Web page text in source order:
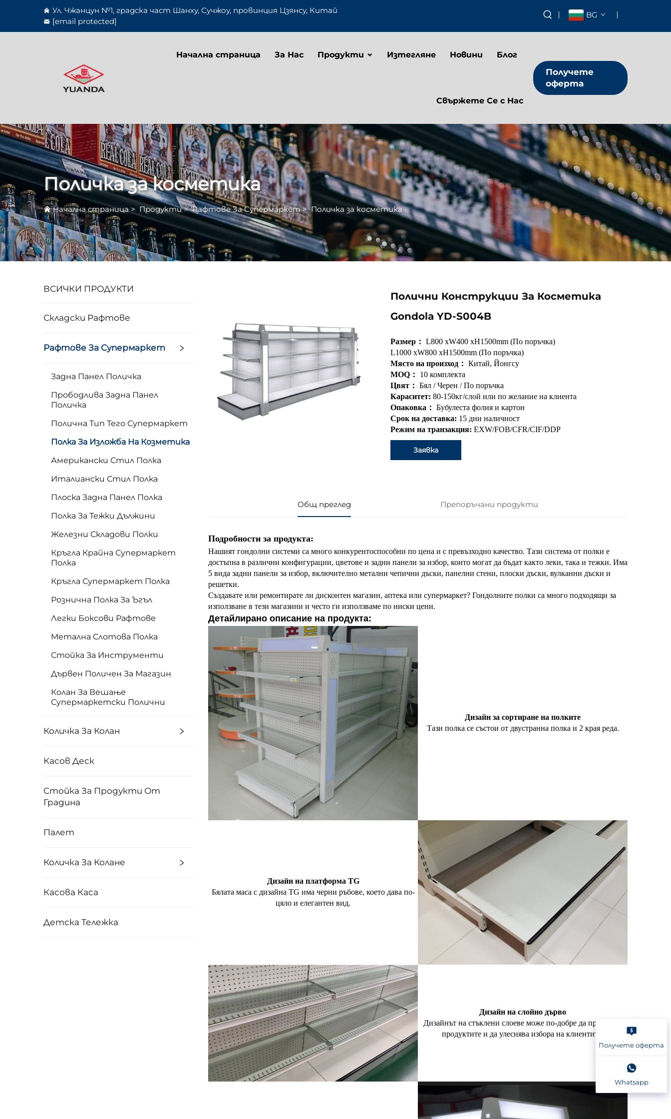
Ул. Чжанцун №1, градска част Шанху, Сучжоу, провинция Цзянсу, Китай
[email protected]
BG
Начална страница За Нас Продукти Изтегляне Новини Блог
Свържете Се с Нас
Получете
оферта
Поличка за косметика
Начална страница> Продукти>Рафтове За Супермаркет>Поличка за косметика
ВСИЧКИ ПРОДУКТИ
Складски Рафтове
Рафтове За Супермаркет
Задна Панел Поличка
Прободлива Задна Панел
Поличка
Полична Тип Тего Супермаркет
Полка За Изложба На Козметика
Американски Стил Полка
Италиански Стил Полка
Плоска Задна Панел Полка
Полка За Тежки Дължини
Железни Складови Полки
Кръгла Крайна Супермаркет
Полка
Кръгла Супермаркет Полка
Рознична Полка За Ъгъл
Легки Боксови Рафтове
Метална Слотова Полка
Стойка За Инструменти
Дървен Поличен За Магазин
Колан За Вешање
Супермаркетски Полични
Количка За Колан
Касов Деск
Стойка За Продукти От
Градина
Палет
Количка За Колане
Касова Каса
Детска Тележка
Полични Конструкции За Косметика
Gondola YD-S004B
Размер： L800 xW400 xH1500mm (По поръчка)
L1000 xW800 xH1500mm (По поръчка)
Място на произход： Китай, Йонгсу
MOQ： 10 комплекта
Цвят： Бял / Черен / По поръчка
Кapacитет: 80-150кг/слой или по желание на клиента
Опаковка： Бубулеста фолия и картон
Срок на доставка: 15 дни наличност
Режим на транзакция: EXW/FOB/CFR/CIF/DDP
Заявка
Общ преглед Препоръчани продукти
Подробности за продукта:
Нашият гондолни системи са много конкурентоспособни по цена и с превъзходно качество. Тази система от полки е
достъпна в различни конфигурации, цветове и задни панели за избор, които могат да бъдат както леки, така и тежки. Има
5 вида задни панели за избор, включително метални чепични дъски, панелни стени, плоски дъски, вулканни дъски и
решетки.
Създавате или ремонтирате ли дисконтен магазин, аптека или супермаркет? Гондолните полки са много подходящи за
използване в тези магазини и често ги използваме по ниски цени.
Детайлирано описание на продукта:
Дизайн за сортиране на полките
Тази полка се състои от двустранна полка и 2 края реда.
Дизайн на платформа TG
Бялата маса с дизайна TG има черни ръбове, което дава по-
цяло и елегантен вид.
Дизайн на слойно дърво
Дизайнът на стъклени слоеве може по-добре да представя
продуктите и да улеснява избора на клиентите.
Получете оферта
Whatsapp